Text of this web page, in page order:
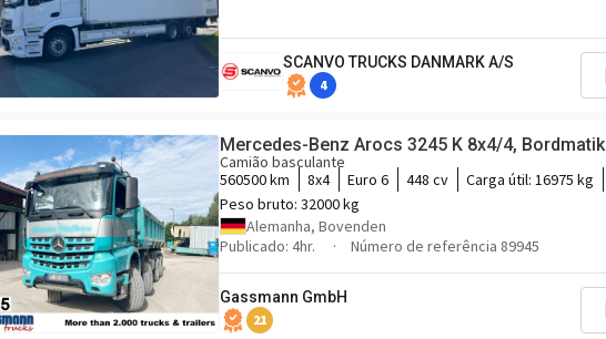
SCANVO TRUCKS DANMARK A/S
4
Mercedes-Benz Arocs 3245 K 8x4/4, Bordmatik
Camião basculante
560500 km
8x4 Euro 6 448 cv Carga útil: 16975 kg
Peso bruto: 32000 kg
Alemanha, Bovenden
Publicado: 4hr.
Número de referência 89945
Gassmann GmbH
21